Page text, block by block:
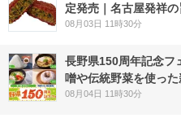
定発売｜名古屋発祥
08月03日 11時30分
長野県150周年記念
噌や伝統野菜を使っ
08月04日 11時30分